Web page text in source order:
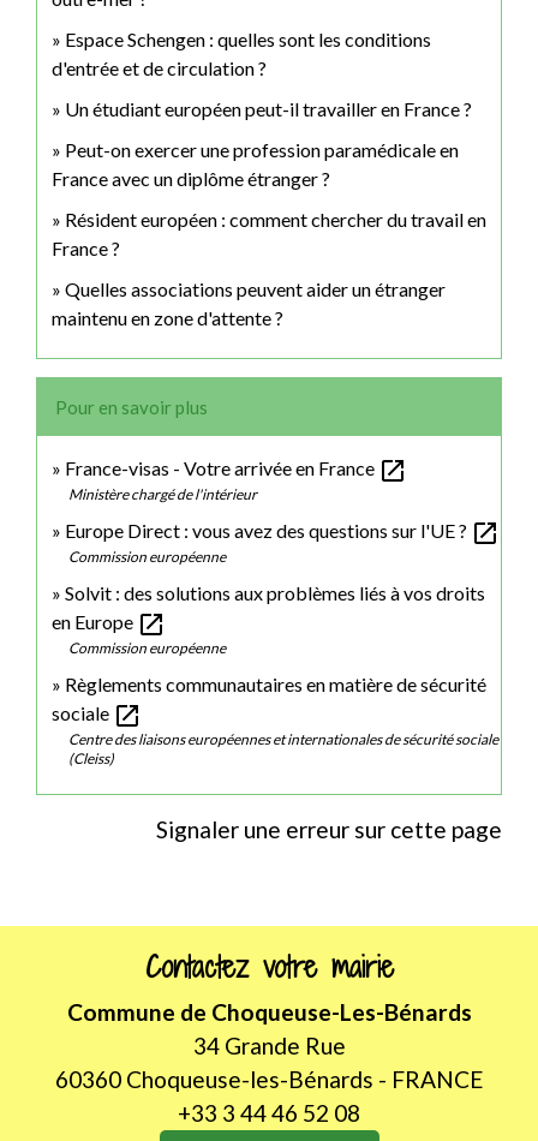
Espace Schengen : quelles sont les conditions
d'entrée et de circulation ?
Un étudiant européen peut-il travailler en France ?
Peut-on exercer une profession paramédicale en
France avec un diplôme étranger ?
Résident européen : comment chercher du travail en
France ?
Quelles associations peuvent aider un étranger
maintenu en zone d'attente ?
Pour en savoir plus
France-visas - Votre arrivée en France open_in_new
Ministère chargé de l'intérieur
Europe Direct : vous avez des questions sur l'UE ? open_in_new
Commission européenne
Solvit : des solutions aux problèmes liés à vos droits
en Europe open_in_new
Commission européenne
Règlements communautaires en matière de sécurité
sociale open_in_new
Centre des liaisons européennes et internationales de sécurité sociale
(Cleiss)
Signaler une erreur sur cette page
Contactez votre mairie
Commune de Choqueuse-Les-Bénards
34 Grande Rue
60360 Choqueuse-les-Bénards - FRANCE
+33 3 44 46 52 08